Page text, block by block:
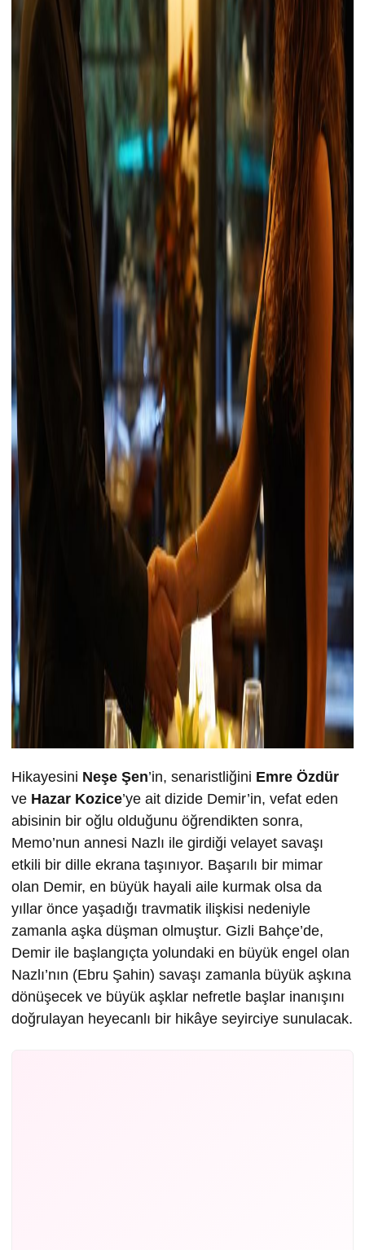
Hikayesini Neşe Şen’in, senaristliğini Emre Özdür
ve Hazar Kozice’ye ait dizide Demir’in, vefat eden
abisinin bir oğlu olduğunu öğrendikten sonra,
Memo’nun annesi Nazlı ile girdiği velayet savaşı
etkili bir dille ekrana taşınıyor. Başarılı bir mimar
olan Demir, en büyük hayali aile kurmak olsa da
yıllar önce yaşadığı travmatik ilişkisi nedeniyle
zamanla aşka düşman olmuştur. Gizli Bahçe’de,
Demir ile başlangıçta yolundaki en büyük engel olan
Nazlı’nın (Ebru Şahin) savaşı zamanla büyük aşkına
dönüşecek ve büyük aşklar nefretle başlar inanışını
doğrulayan heyecanlı bir hikâye seyirciye sunulacak.